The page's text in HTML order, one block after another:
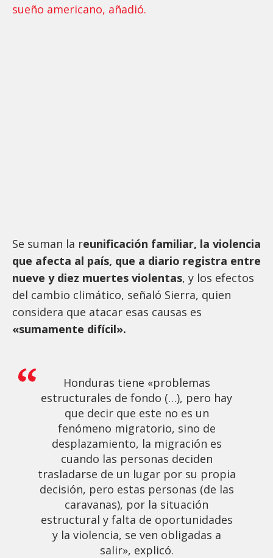
sueño americano, añadió.
Se suman la reunificación familiar, la violencia
que afecta al país, que a diario registra entre
nueve y diez muertes violentas, y los efectos
del cambio climático, señaló Sierra, quien
considera que atacar esas causas es
«sumamente difícil».
Honduras tiene «problemas
estructurales de fondo (…), pero hay
que decir que este no es un
fenómeno migratorio, sino de
desplazamiento, la migración es
cuando las personas deciden
trasladarse de un lugar por su propia
decisión, pero estas personas (de las
caravanas), por la situación
estructural y falta de oportunidades
y la violencia, se ven obligadas a
salir», explicó.